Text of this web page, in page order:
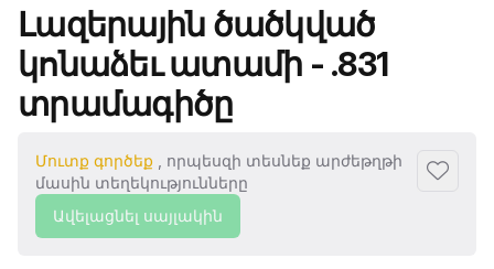
Ապրանքի անվանումը
Լազերային ծածկված
կոնաձեւ ատամի - .831
տրամագիծը
Մուտք գործեք , որպեսզի տեսնեք արժեթղթի
մասին տեղեկությունները
Ավելացնել սայլակին